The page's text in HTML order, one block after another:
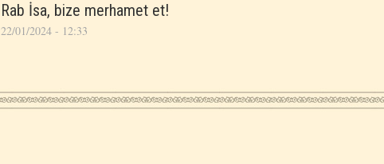
Rab İsa, bize merhamet et!
22/01/2024 - 12:33